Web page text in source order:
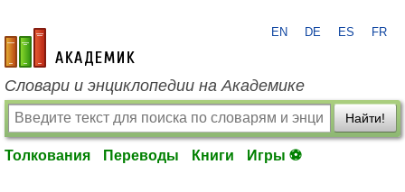
academic.ru
EN DE ES FR
Словари и энциклопедии на Академике
Найти!
Толкования Переводы Книги Игры ⚽